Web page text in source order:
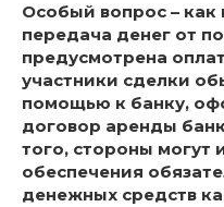
Особый вопрос –
передача денег от
предусмотрена
участники сделки
помощью к банку,
договор аренды
того, стороны могут
обеспечения
денежных средств